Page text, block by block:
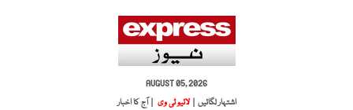
AUGUST 05, 2026
اشتہار لگائیں |
لائیو ٹی وی | آج کا اخبار